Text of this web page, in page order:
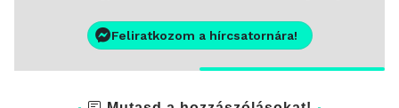
Feliratkozom a hírcsatornára!